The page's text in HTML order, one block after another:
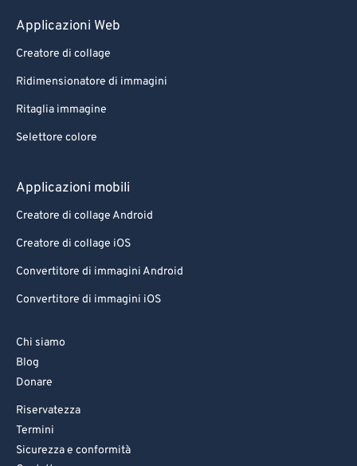
Applicazioni Web
Creatore di collage
Ridimensionatore di immagini
Ritaglia immagine
Selettore colore
Applicazioni mobili
Creatore di collage Android
Creatore di collage iOS
Convertitore di immagini Android
Convertitore di immagini iOS
Chi siamo
Blog
Donare
Riservatezza
Termini
Sicurezza e conformità